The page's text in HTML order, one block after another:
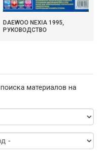
DAEWOO NEXIA 1995,
РУКОВОДСТВО
материалов на